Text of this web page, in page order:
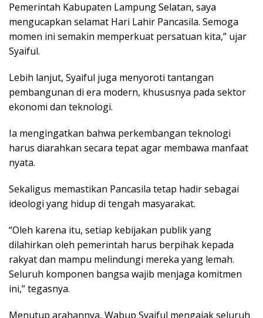
Pemerintah Kabupaten Lampung Selatan, saya
mengucapkan selamat Hari Lahir Pancasila. Semoga
momen ini semakin memperkuat persatuan kita,” ujar
Syaiful.
Lebih lanjut, Syaiful juga menyoroti tantangan
pembangunan di era modern, khususnya pada sektor
ekonomi dan teknologi.
Ia mengingatkan bahwa perkembangan teknologi
harus diarahkan secara tepat agar membawa manfaat
nyata.
Sekaligus memastikan Pancasila tetap hadir sebagai
ideologi yang hidup di tengah masyarakat.
“Oleh karena itu, setiap kebijakan publik yang
dilahirkan oleh pemerintah harus berpihak kepada
rakyat dan mampu melindungi mereka yang lemah.
Seluruh komponen bangsa wajib menjaga komitmen
ini,” tegasnya.
Menutup arahannya, Wabup Syaiful mengajak seluruh